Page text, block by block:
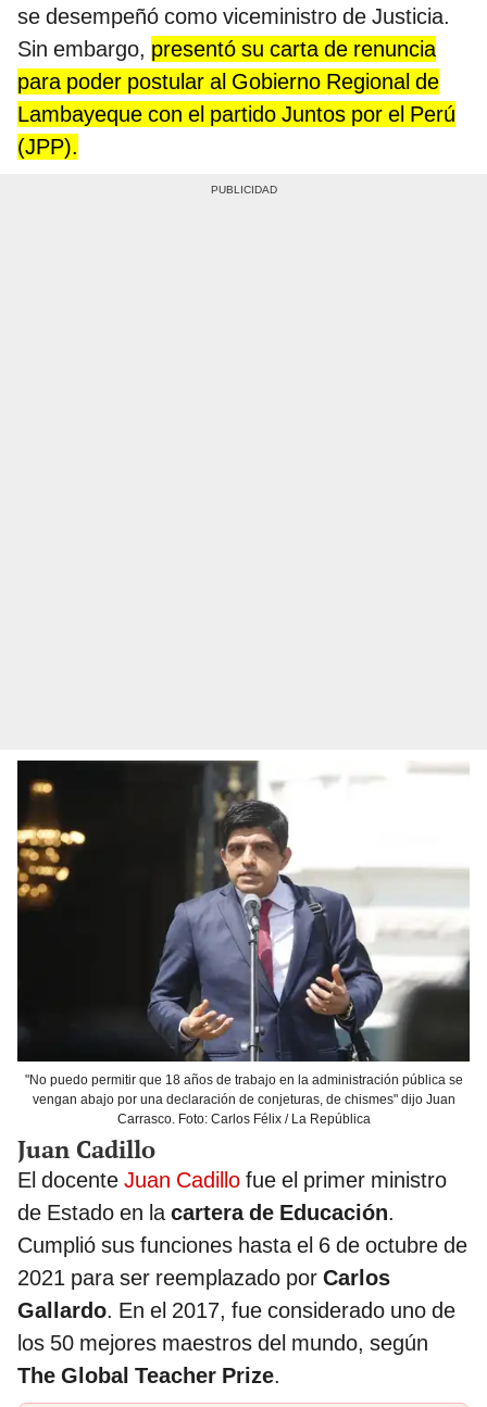
se desempeñó como viceministro de Justicia.
Sin embargo, presentó su carta de renuncia
para poder postular al Gobierno Regional de
Lambayeque con el partido Juntos por el Perú
(JPP).
"No puedo permitir que 18 años de trabajo en la administración pública se
vengan abajo por una declaración de conjeturas, de chismes" dijo Juan
Carrasco. Foto: Carlos Félix / La República
Juan Cadillo
El docente Juan Cadillo fue el primer ministro
de Estado en lacartera de Educación.
Cumplió sus funciones hasta el 6 de octubre de
2021 para ser reemplazado por Carlos
Gallardo. En el 2017, fue considerado uno de
los 50 mejores maestros del mundo, según
The Global Teacher Prize.